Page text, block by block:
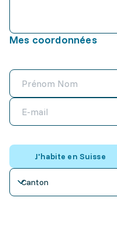
Mes coordonnées
J'habite en Suisse
Canton